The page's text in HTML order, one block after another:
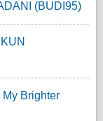
(BUDI95)
Brighter